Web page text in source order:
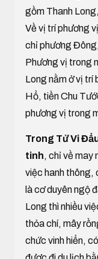
gồm Thanh
Về vị trí phương
chỉ phương
Phương vị trong
Long nằm ở vị trí
Hổ, tiền Chu
phương vị trong
Trong Tử Vi
tinh, chỉ về may
việc hanh thông,
là cơ duyên ngộ
Long thì nhiều
thỏa chí, mây
chức vinh hiển,